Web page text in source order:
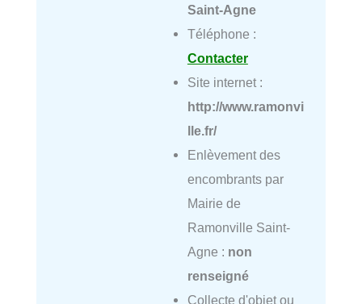
Saint-Agne
Téléphone :
Contacter
Site internet :
http://www.ramonvi
lle.fr/
Enlèvement des
encombrants par
Mairie de
Ramonville Saint-
Agne : non
renseigné
Collecte d'objet ou